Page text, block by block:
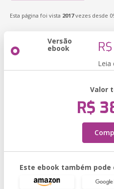
Esta página foi vista 2017vezes desde
Versão
ebook
Leia
Valor
R$
Este ebook também pode